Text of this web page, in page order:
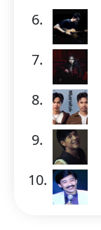
6.
7.
8.
9.
10.